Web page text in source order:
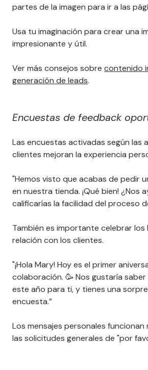
permite que los clientes hagan clic
partes de la imagen para ir a las
Usa tu imaginación para crear una
impresionante y útil.
generación de leads.
Encuestas de feedback
Las encuestas activadas según las
clientes mejoran la experiencia
en nuestra tienda. ¡Qué bien! ¿Nos
calificarías la facilidad del proceso
También es importante celebrar
relación con los clientes.
"¡Hola Mary! Hoy es el primer
este año para ti, y tienes una
encuesta.”